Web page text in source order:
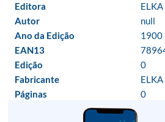
Editora
ELKA
Autor
null
Ano da Edição
1900
EAN13
Edição
0
Fabricante
ELKA
Páginas
0